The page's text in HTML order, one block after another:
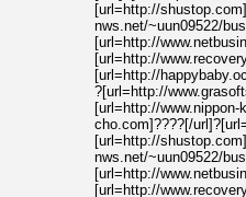
[url=http://
nws.net/~uun09522/
[url=http://
[url=http://
[url=http://
?[url=http://
[url=http://
cho.com]????[/
[url=http://
nws.net/~uun09522/
[url=http://
[url=http://